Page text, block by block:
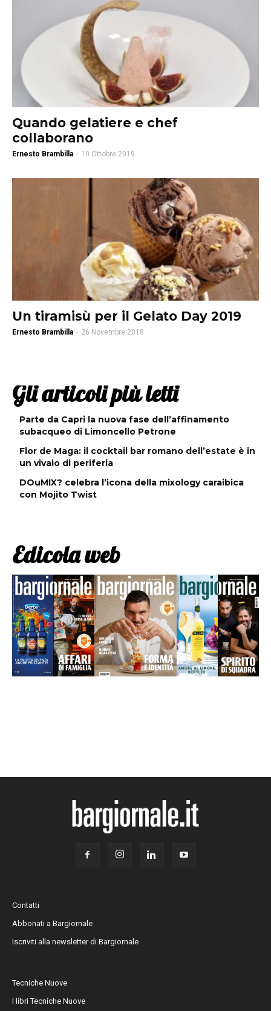
Quando gelatiere e chef
collaborano
Ernesto Brambilla - 10 Ottobre 2019
Un tiramisù per il Gelato Day 2019
Ernesto Brambilla - 26 Novembre 2018
Gli articoli più letti
Parte da Capri la nuova fase dell’affinamento
subacqueo di Limoncello Petrone
Flor de Maga: il cocktail bar romano dell’estate è in
un vivaio di periferia
DOuMIX? celebra l’icona della mixology caraibica
con Mojito Twist
Edicola web
Contatti
Abbonati a Bargiornale
Iscriviti alla newsletter di Bargiornale
Tecniche Nuove
I libri Tecniche Nuove